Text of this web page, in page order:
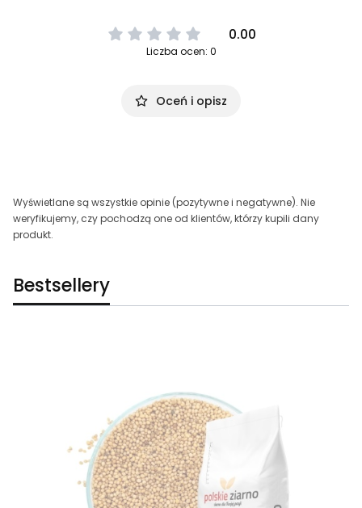
0.00
Liczba ocen: 0
Oceń i opisz
Wyświetlane są wszystkie opinie (pozytywne i negatywne). Nie
weryfikujemy, czy pochodzą one od klientów, którzy kupili dany
produkt.
Bestsellery